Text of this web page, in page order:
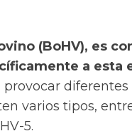
(BoHV), es
a esta
varios tipos,
5.